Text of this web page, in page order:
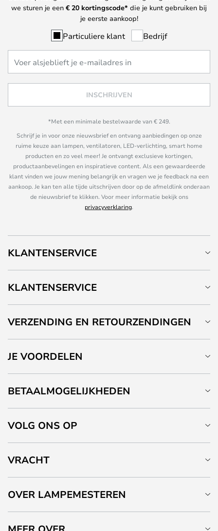
we sturen je een € 20 kortingscode* die je kunt gebruiken bij
je eerste aankoop!
Particuliere klant Bedrijf
INSCHRIJVEN
*Met een minimale bestelwaarde van € 249.
Schrijf je in voor onze nieuwsbrief en ontvang aanbiedingen op onze
ruime keuze aan lampen, ventilatoren, LED-verlichting, smart home
producten en zo veel meer! Je ontvangt exclusieve kortingen,
productaanbevelingen en inspiratieve content. Als een gewaardeerde
klant vinden we jouw mening belangrijk en vragen we je feedback na een
aankoop. Je kan ten alle tijde uitschrijven door op de afmeldlink onderaan
de nieuwsbrief te klikken. Voor meer informatie bekijk ons
privacyverklaring.
KLANTENSERVICE
KLANTENSERVICE
VERZENDING EN RETOURZENDINGEN
JE VOORDELEN
BETAALMOGELIJKHEDEN
VOLG ONS OP
VRACHT
OVER LAMPEMESTEREN